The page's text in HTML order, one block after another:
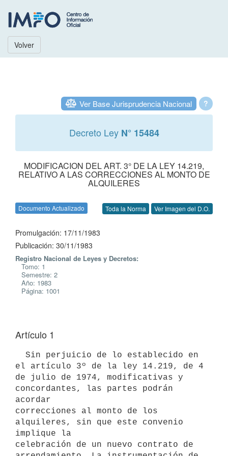
Volver
?
Ver Base Jurisprudencia Nacional
Decreto Ley N° 15484
MODIFICACION DEL ART. 3° DE LA LEY 14.219,
RELATIVO A LAS CORRECCIONES AL MONTO DE
ALQUILERES
Documento Actualizado Toda la Norma Ver Imagen del D.O.
Promulgación: 17/11/1983
Publicación: 30/11/1983
Registro Nacional de Leyes y Decretos:
Tomo: 1
Semestre: 2
Año: 1983
Página: 1001
Artículo 1
el artículo 3º de la ley 14.219, de 4
de julio de 1974, modificativas y
concordantes, las partes podrán
acordar
correcciones al monto de los
alquileres, sin que este convenio
implique la
celebración de un nuevo contrato de